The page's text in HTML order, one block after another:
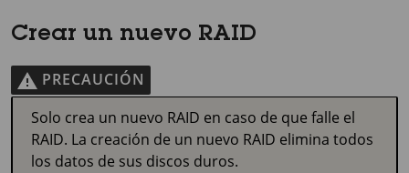
Crear un nuevo RAID
PRECAUCIÓN
Solo crea un nuevo RAID en caso de que falle el
RAID. La creación de un nuevo RAID elimina todos
los datos de sus discos duros.